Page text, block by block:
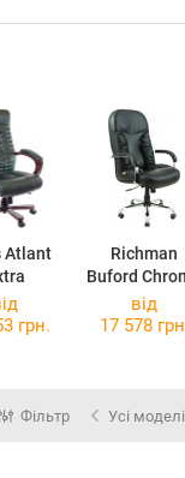
Atlant
Richman
Buford
MB
грн.
від
17 578
Фільтр Усі моделі